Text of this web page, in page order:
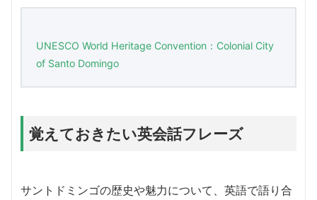
UNESCO World Heritage Convention：Colonial City
of Santo Domingo
覚えておきたい英会話フレーズ
サントドミンゴの歴史や魅力について、英語で語り合